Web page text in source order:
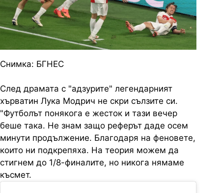
Снимка: БГНЕС
След драмата с "адзурите" легендарният
хърватин Лука Модрич не скри сълзите си.
"Футболът понякога е жесток и тази вечер
беше така. Не знам защо реферът даде осем
минути продължение. Благодаря на феновете,
които ни подкрепяха. На теория можем да
стигнем до 1/8-финалите, но никога нямаме
късмет.